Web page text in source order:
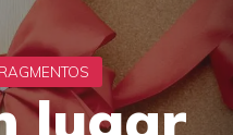
lugar